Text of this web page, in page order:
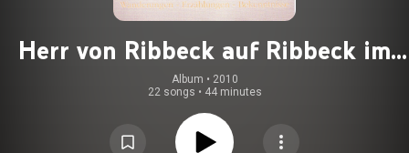
Herr von Ribbeck auf Ribbeck im
Havelland
Album • 2010
22 songs • 44 minutes